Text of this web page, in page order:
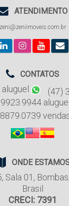
ATENDIMENTO
zeni@zeniimoveis.com.br
CONTATOS
(47)
aluguel
ONDE
, Sala 01 , Bombas
Brasil
CRECI: 7391